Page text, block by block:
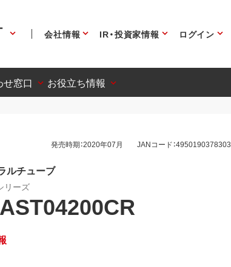
会社情報 IR・投資家情報 ログイン
窓口 お役立ち情報
発売時期：2020年07月 JANコード：4950190378303
ルチューブ
リーズ